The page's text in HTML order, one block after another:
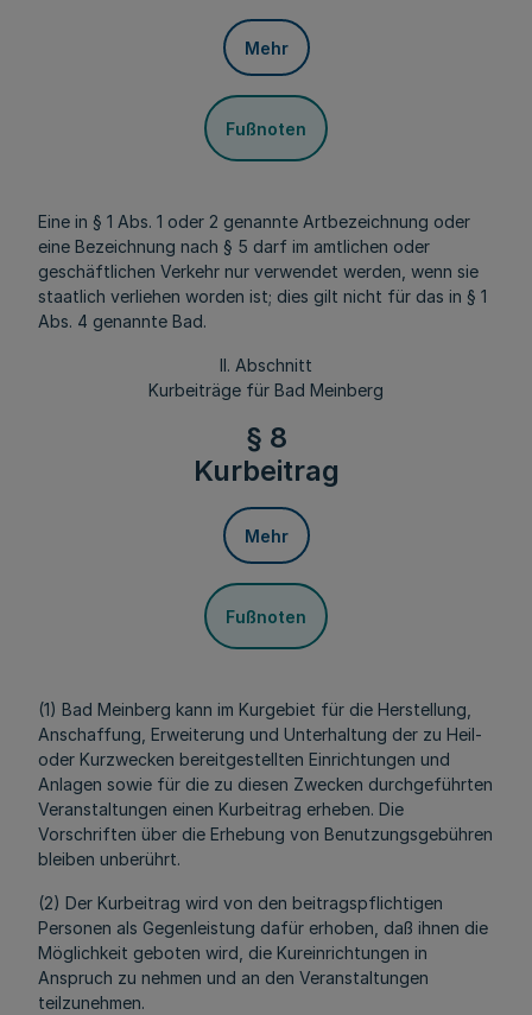
Mehr
Fußnoten
Eine in § 1 Abs. 1 oder 2 genannte Artbezeichnung oder
eine Bezeichnung nach § 5 darf im amtlichen oder
geschäftlichen Verkehr nur verwendet werden, wenn sie
staatlich verliehen worden ist; dies gilt nicht für das in § 1
Abs. 4 genannte Bad.
II. Abschnitt
Kurbeiträge für Bad Meinberg
§ 8
Kurbeitrag
Mehr
Fußnoten
(1) Bad Meinberg kann im Kurgebiet für die Herstellung,
Anschaffung, Erweiterung und Unterhaltung der zu Heil-
oder Kurzwecken bereitgestellten Einrichtungen und
Anlagen sowie für die zu diesen Zwecken durchgeführten
Veranstaltungen einen Kurbeitrag erheben. Die
Vorschriften über die Erhebung von Benutzungsgebühren
bleiben unberührt.
(2) Der Kurbeitrag wird von den beitragspflichtigen
Personen als Gegenleistung dafür erhoben, daß ihnen die
Möglichkeit geboten wird, die Kureinrichtungen in
Anspruch zu nehmen und an den Veranstaltungen
teilzunehmen.